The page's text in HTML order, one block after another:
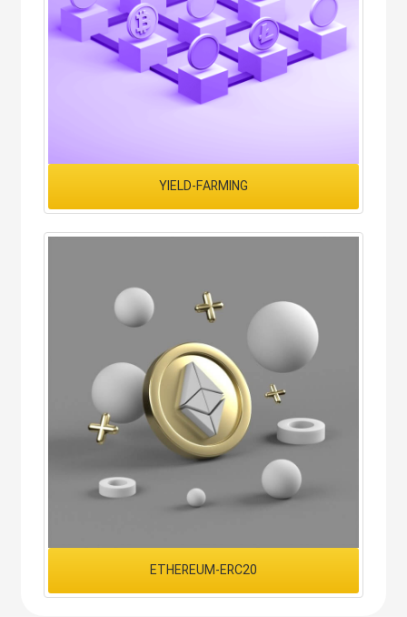
YIELD-FARMING
ETHEREUM-ERC20